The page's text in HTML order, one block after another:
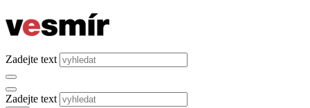
Zadejte text
Zadejte text